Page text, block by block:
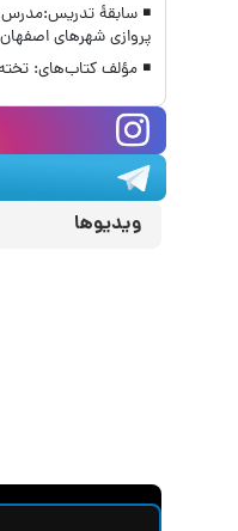
◾ سابقۀ تدریس:مدرس
پروازی شهرهای اصفهان
◾ مؤلف کتاب‌های:
ویدیوها